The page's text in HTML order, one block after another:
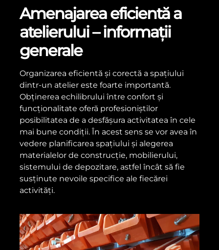
Amenajarea eficientă a
atelierului – informații
generale
Organizarea eficientă și corectă a spațiului
dintr-un atelier este foarte importantă.
Obținerea echilibrului între confort și
funcționalitate oferă profesioniștilor
posibilitatea de a desfășura activitatea în cele
mai bune condiții. În acest sens se vor avea în
vedere planificarea spațiului și alegerea
materialelor de construcție, mobilierului,
sistemului de depozitare, astfel încât să fie
susținute nevoile specifice ale fiecărei
activități.